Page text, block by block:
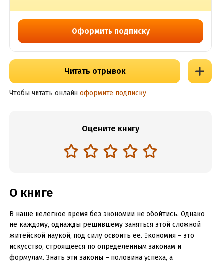
Оформить подписку
Читать отрывок
Чтобы читать онлайн оформите подписку
Оцените книгу
О книге
В наше нелегкое время без экономии не обойтись. Однако
не каждому, однажды решившему заняться этой сложной
житейской наукой, под силу освоить ее. Экономия – это
искусство, строящееся по определенным законам и
формулам. Знать эти законы – половина успеха, а